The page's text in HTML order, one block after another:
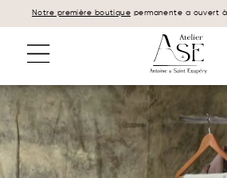
Panneau de gestion des cookies
Notre première boutique permanente a ouvert